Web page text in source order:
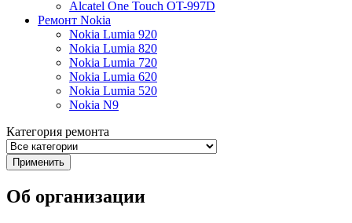
Alcatel One Touch OT-997D
Ремонт Nokia
Nokia Lumia 920
Nokia Lumia 820
Nokia Lumia 720
Nokia Lumia 620
Nokia Lumia 520
Nokia N9
Категория ремонта
Об организации